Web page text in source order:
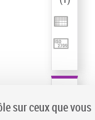
sur ceux que vous